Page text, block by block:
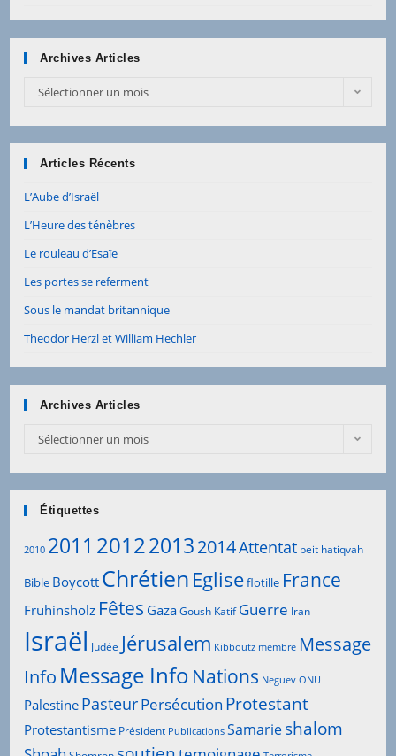
Archives Articles
Archives
Sélectionner un mois
Articles Récents
L’Aube d’Israël
L’Heure des ténèbres
Le rouleau d’Esaïe
Les portes se referment
Sous le mandat britannique
Theodor Herzl et William Hechler
Archives Articles
Archives
Sélectionner un mois
Étiquettes
2010 2011 201220132014Attentat beit hatiqvah
Bible Boycott Chrétien Egliseflotille France
Fruhinsholz Fêtes GazaGoush Katif Guerre Iran
Israël Judée Jérusalem Kibboutz membre Message
Info Message Info Nations Neguev ONU
Palestine PasteurPersécution Protestant
Protestantisme Président Publications Samarieshalom